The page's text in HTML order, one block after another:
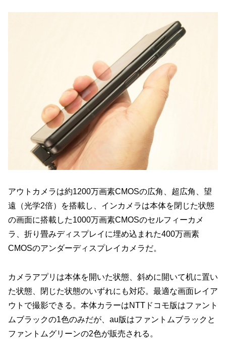
アウトカメラは約1200万画素CMOSの広角、超広角、望
遠（光学2倍）を搭載し、インカメラは本体を閉じた状態
の画面に搭載した1000万画素CMOSのセルフィーカメ
ラ、折り畳みディスプレイに埋め込まれた400万画素
CMOSのアンダーディスプレイカメラだ。
カメラアプリは本体を開いた状態、斜めに開いて机に置い
た状態、閉じた状態のいずれにも対応。最適な画面レイア
ウトで撮影できる。本体カラーはNTTドコモ版はファント
ムブラックの1色のみだが、au版はファントムブラックと
ファントムグリーンの2色が販売される。